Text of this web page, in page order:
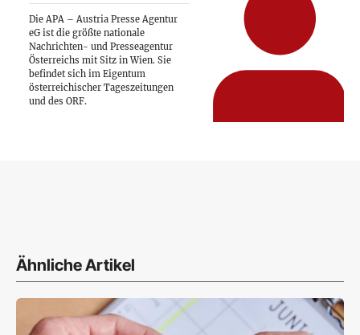
Die APA – Austria Presse Agentur
eG ist die größte nationale
Nachrichten- und Presseagentur
Österreichs mit Sitz in Wien. Sie
befindet sich im Eigentum
österreichischer Tageszeitungen
und des ORF.
Ähnliche Artikel